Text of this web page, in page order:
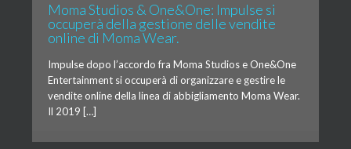
Moma Studios & One&One: Impulse si
occuperà della gestione delle vendite
online di Moma Wear.
Impulse dopo l’accordo fra Moma Studios e One&One
Entertainment si occuperà di organizzare e gestire le
vendite online della linea di abbigliamento Moma Wear.
Il 2019 […]